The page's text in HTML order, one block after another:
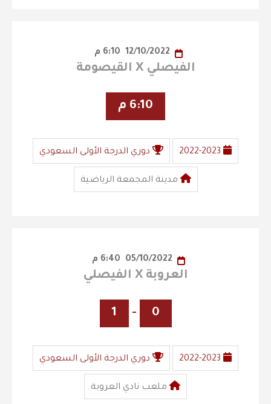
الفيصلي X القيصومة
6:10 م
2022-2023 دوري الدرجة الأولى السعودي
مدينة المجمعة الرياضية
العروبة X الفيصلي
0
-
1
2022-2023 دوري الدرجة الأولى السعودي
ملعب نادي العروبة